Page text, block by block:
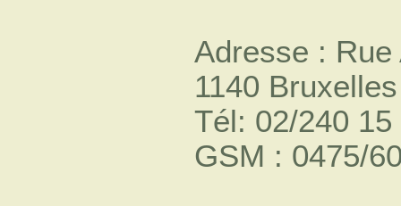
Adresse :
1140 Bruxelles
Tél: 02/240
GSM : 0475/